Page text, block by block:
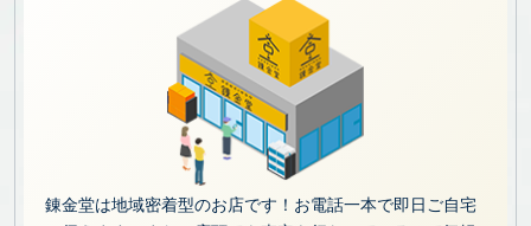
錬金堂は地域密着型のお店です！お電話一本で即日ご自宅